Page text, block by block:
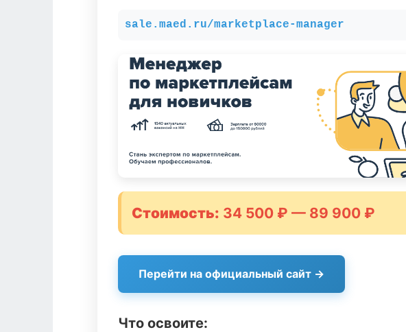
sale.maed.ru/marketplace-manager
Стоимость: 34 500 ₽ — 89 900 ₽
Перейти на официальный сайт →
Что освоите: